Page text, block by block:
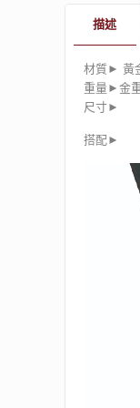
描述
材質► 黃
重量►金
尺寸►
搭配►